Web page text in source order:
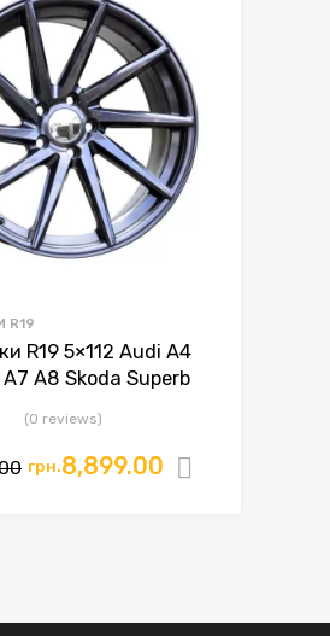
R19
R19 5×112 Audi A4
A8 Skoda Superb
(0 reviews)
грн.8,899.00